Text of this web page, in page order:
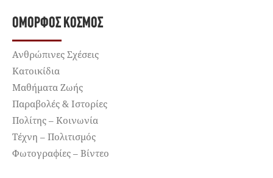
ΌΜΟΡΦΟΣ ΚΌΣΜΟΣ
Ανθρώπινες Σχέσεις
Κατοικίδια
Μαθήματα Ζωής
Παραβολές & Ιστορίες
Πολίτης – Κοινωνία
Τέχνη – Πολιτισμός
Φωτογραφίες – Βίντεο